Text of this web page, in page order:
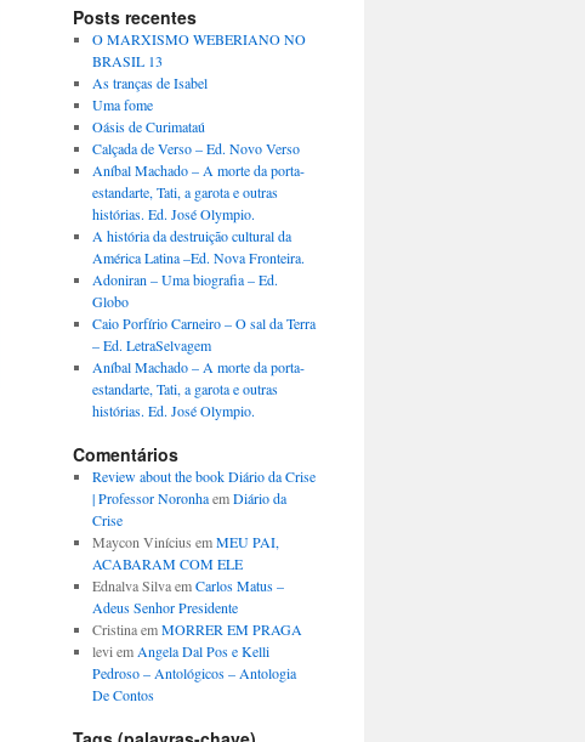
Posts recentes
O MARXISMO WEBERIANO NO
BRASIL 13
As tranças de Isabel
Uma fome
Oásis de Curimataú
Calçada de Verso – Ed. Novo Verso
Aníbal Machado – A morte da porta-
estandarte, Tati, a garota e outras
histórias. Ed. José Olympio.
A história da destruição cultural da
América Latina –Ed. Nova Fronteira.
Adoniran – Uma biografia – Ed.
Globo
Caio Porfírio Carneiro – O sal da Terra
– Ed. LetraSelvagem
Aníbal Machado – A morte da porta-
estandarte, Tati, a garota e outras
histórias. Ed. José Olympio.
Comentários
Review about the book Diário da Crise
| Professor NoronhaemDiário da
Crise
Maycon Vinícius emMEU PAI,
ACABARAM COM ELE
Ednalva SilvaemCarlos Matus –
Adeus Senhor Presidente
CristinaemMORRER EM PRAGA
levi em Angela Dal Pos e Kelli
Pedroso – Antológicos – Antologia
De Contos